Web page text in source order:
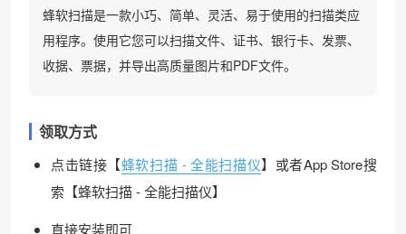
蜂软扫描是一款小巧、简单、灵活、易于使用的扫描类应
用程序。使用它您可以扫描文件、证书、银行卡、发票、
收据、票据，并导出高质量图片和PDF文件。
领取方式
点击链接【蜂软扫描 - 全能扫描仪】或者App Store搜
索【蜂软扫描 - 全能扫描仪】
直接安装即可